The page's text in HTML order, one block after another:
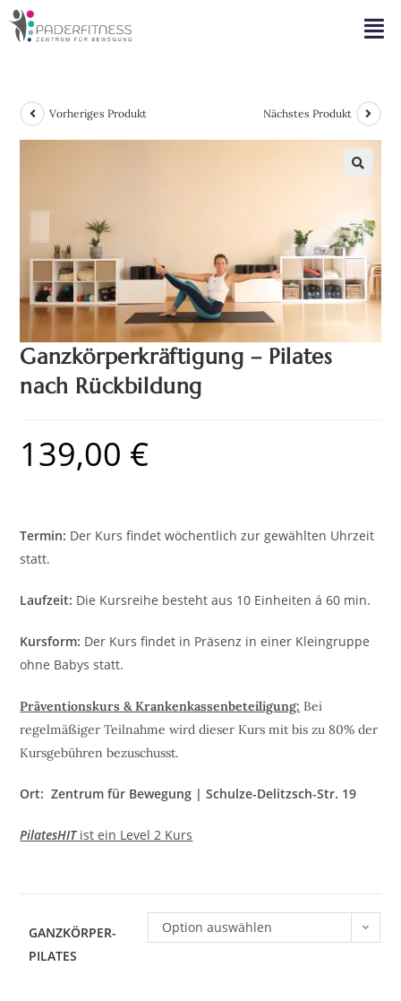
Vorheriges Produkt Nächstes Produkt
Ganzkörperkräftigung – Pilates
nach Rückbildung
139,00 €
Termin: Der Kurs findet wöchentlich zur gewählten Uhrzeit
statt.
Laufzeit: Die Kursreihe besteht aus 10 Einheiten á 60 min.
Kursform: Der Kurs findet in Präsenz in einer Kleingruppe
ohne Babys statt.
Präventionskurs & Krankenkassenbeteiligung: Bei
regelmäßiger Teilnahme wird dieser Kurs mit bis zu 80% der
Kursgebühren bezuschusst.
Ort: Zentrum für Bewegung | Schulze-Delitzsch-Str. 19
PilatesHITist ein Level 2 Kurs
GANZKÖRPER-
PILATES
Option auswählen